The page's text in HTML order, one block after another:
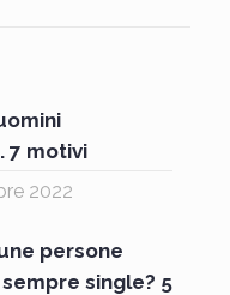
7 motivi
2022
persone
single? 5